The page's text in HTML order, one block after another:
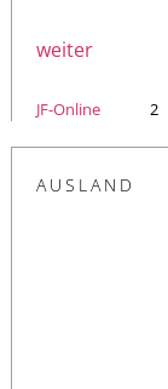
weiter
JF-Online 2
AUSLAND